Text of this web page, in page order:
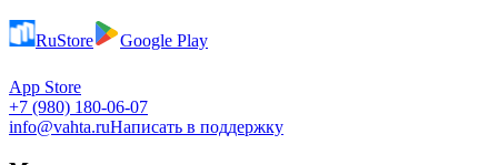
RuStore Google Play
App Store
+7 (980) 180-06-07
info@vahta.ruНаписать в поддержку